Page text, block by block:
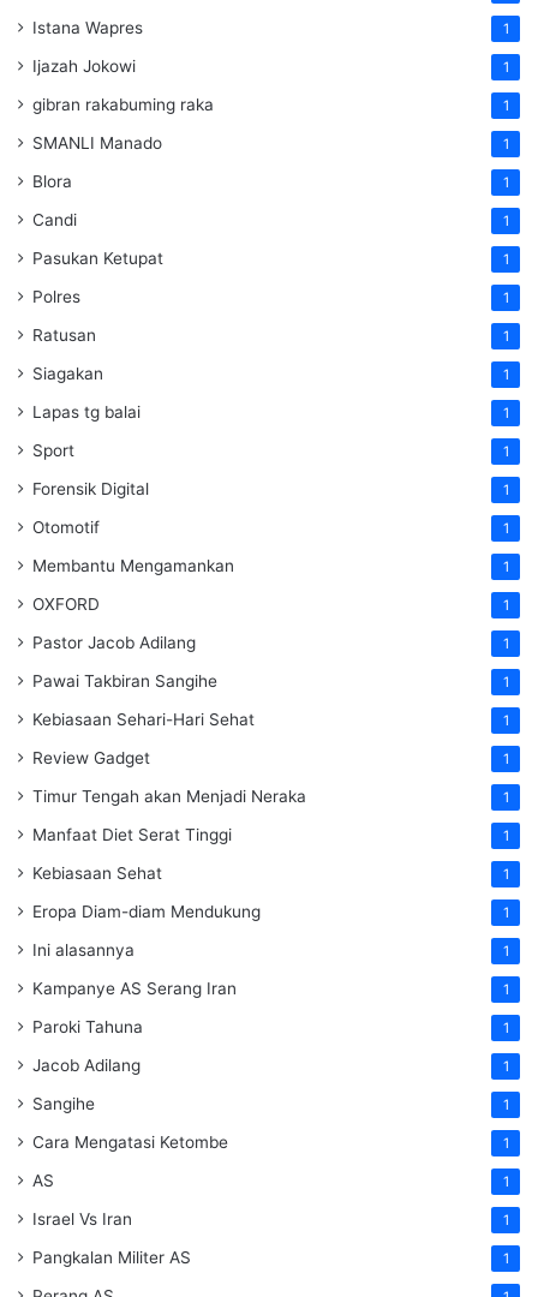
Istana Wapres 1
Ijazah Jokowi 1
gibran rakabuming raka 1
SMANLI Manado 1
Blora 1
Candi 1
Pasukan Ketupat 1
Polres 1
Ratusan 1
Siagakan 1
Lapas tg balai 1
Sport 1
Forensik Digital 1
Otomotif 1
Membantu Mengamankan 1
OXFORD 1
Pastor Jacob Adilang 1
Pawai Takbiran Sangihe 1
Kebiasaan Sehari-Hari Sehat 1
Review Gadget 1
Timur Tengah akan Menjadi Neraka 1
Manfaat Diet Serat Tinggi 1
Kebiasaan Sehat 1
Eropa Diam-diam Mendukung 1
Ini alasannya 1
Kampanye AS Serang Iran 1
Paroki Tahuna 1
Jacob Adilang 1
Sangihe 1
Cara Mengatasi Ketombe 1
AS 1
Israel Vs Iran 1
Pangkalan Militer AS 1